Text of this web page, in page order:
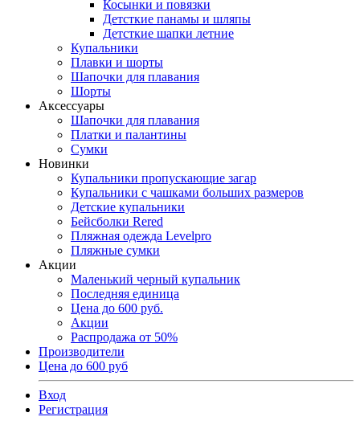
Косынки и повязки
Детсткие панамы и шляпы
Детсткие шапки летние
Купальники
Плавки и шорты
Шапочки для плавания
Шорты
Аксессуары
Шапочки для плавания
Платки и палантины
Сумки
Новинки
Купальники пропускающие загар
Купальники с чашками больших размеров
Детские купальники
Бейсболки Rered
Пляжная одежда Levelpro
Пляжные сумки
Акции
Маленький черный купальник
Последняя единица
Цена до 600 руб.
Акции
Распродажа от 50%
Производители
Цена до 600 руб
Вход
Регистрация